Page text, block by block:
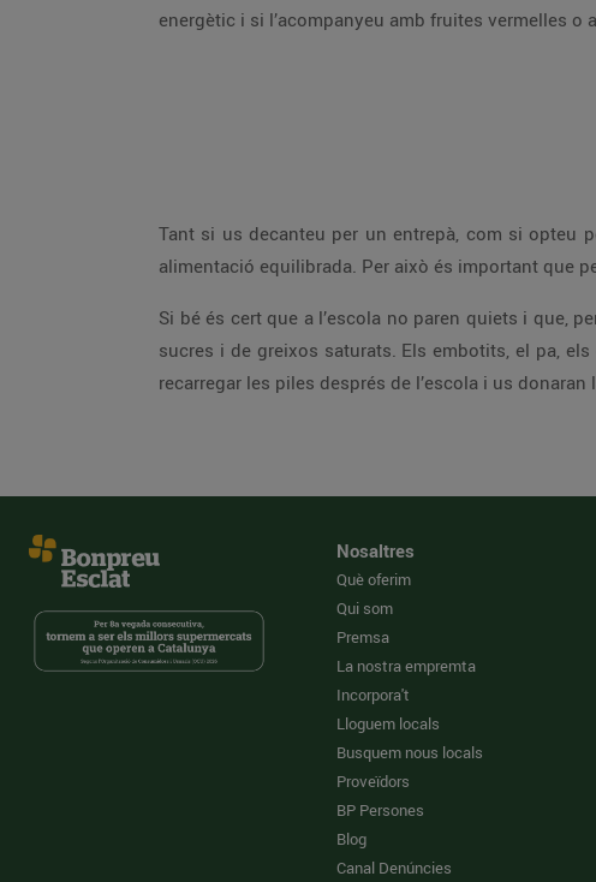
energètic i si l’acompanyeu amb fruites vermelles
Tant si us decanteu per un entrepà, com si opteu
alimentació equilibrada. Per això és important que
Si bé és cert que a l’escola no paren quiets i que,
sucres i de greixos saturats. Els embotits, el pa,
recarregar les piles després de l’escola i us
Nosaltres
Què oferim
Qui som
Premsa
La nostra empremta
Incorpora't
Lloguem locals
Busquem nous locals
Proveïdors
BP Persones
Blog
Canal Denúncies